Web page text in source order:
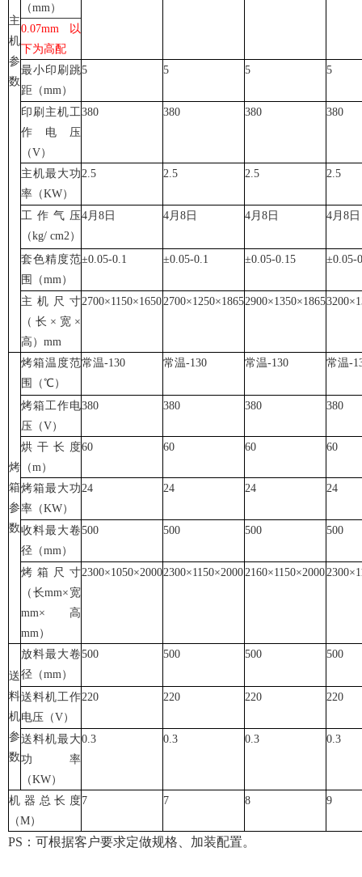
主
机
参
数
（mm）
0.07mm以
下为高配
最小印刷跳
距（mm）
5 5 5 5
印刷主机工
作电压
（V）
380 380 380 380
主机最大功
率（KW）
2.5 2.5 2.5 2.5
工作气压
（kg/ cm2 ）
4月8日 4月8日 4月8日 4月8日
套色精度范
围（mm）
±0.05-0.1 ±0.05-0.1 ±0.05-0.15 ±0.05-
主机尺寸
（长×宽×
高）mm
2700×1150×1650 2700×1250×18652900×1350×1865
烤
箱
参
数
烤箱温度范
围（℃）
常温-130 常温-130 常温-130 常温-
烤箱工作电
压（V）
380 380 380 380
烘干长度
（m）
60 60 60 60
烤箱最大功
率（KW）
24 24 24 24
收料最大卷
径（mm）
500 500 500 500
烤箱尺寸
（长mm×宽
mm×高
mm）
2300×1050×20002300×1150×2000 2160×1150×2000
送
料
机
参
数
放料最大卷
径（mm）
500 500 500 500
送料机工作
电压（V）
220 220 220 220
送料机最大
功率
（KW）
0.3 0.3 0.3 0.3
机器总长度
（M）
7 7 8 9
PS：可根据客户要求定做规格、加装配置。